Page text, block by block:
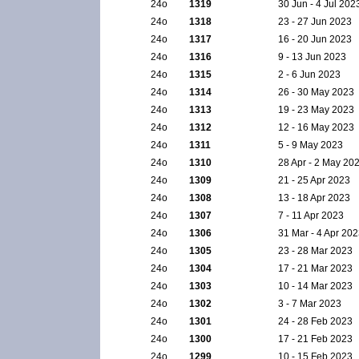
24ο 1319
30 Jun - 4 Jul
24ο
1318
23 - 27 Jun 2023
24ο
1317
16 - 20 Jun 2023
24ο
1316
9 - 13 Jun 2023
24ο
1315
2 - 6 Jun 2023
24ο
1314
26 - 30 May 2023
24ο
1313
19 - 23 May 2023
24ο
1312
12 - 16 May 2023
24ο
1311
5 - 9 May 2023
24ο
1310
28 Apr - 2 May
24ο
1309
21 - 25 Apr 2023
24ο
1308
13 - 18 Apr 2023
24ο
1307
7 - 11 Apr 2023
24ο
1306
31 Mar - 4 Apr
24ο
1305
23 - 28 Mar 2023
24ο
1304
17 - 21 Mar 2023
24ο
1303
10 - 14 Mar 2023
24ο
1302
3 - 7 Mar 2023
24ο
1301
24 - 28 Feb 2023
24ο
1300
17 - 21 Feb 2023
24ο
1299 10 - 15 Feb 2023